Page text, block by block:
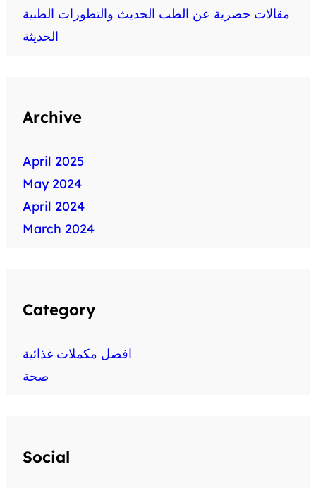
مقالات حصرية عن الطب الحديث والتطورات الطبية
الحديثة
Archive
April 2025
May 2024
April 2024
March 2024
Category
افضل مكملات غذائية
صحة
Social